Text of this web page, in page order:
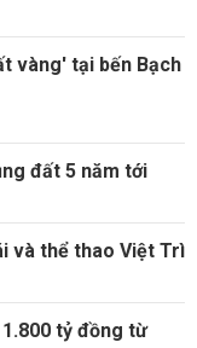
vàng' tại bến Bạch
đất 5 năm tới
và thể thao Việt Trì
tỷ đồng từ